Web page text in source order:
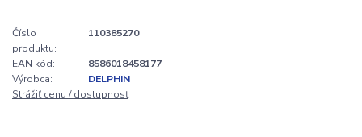
Číslo
produktu:
110385270
EAN kód:
8586018458177
Výrobca:
DELPHIN
Strážiť cenu / dostupnosť